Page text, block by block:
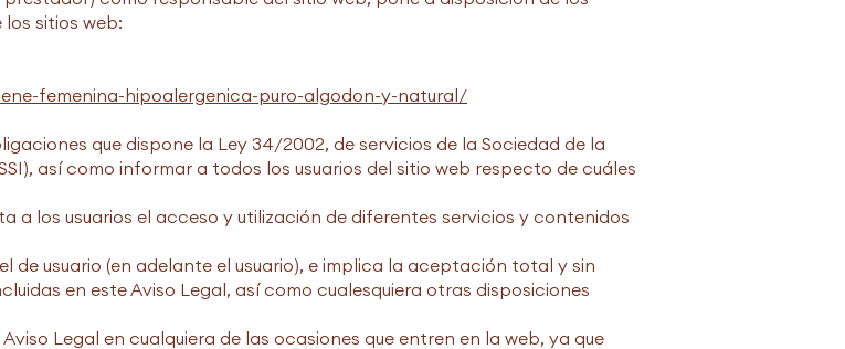
los sitios web:
femenina-hipoalergenica-puro-algodon-y-natural/
que dispone la Ley 34/2002, de servicios de la Sociedad de la
así como informar a todos los usuarios del sitio web respecto de cuáles
a los usuarios el acceso y utilización de diferentes servicios y contenidos
de usuario (en adelante el usuario), e implica la aceptación total y sin
en este Aviso Legal, así como cualesquiera otras disposiciones
Legal en cualquiera de las ocasiones que entren en la web, ya que